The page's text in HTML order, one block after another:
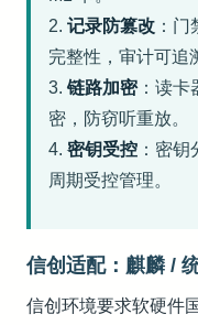
2. 记录防篡改 ：
完整性，审计可追
3. 链路加密：读卡
密，防窃听重放。
4. 密钥受控 ：密
周期受控管理。
信创适配：麒麟 /
信创环境要求软硬件